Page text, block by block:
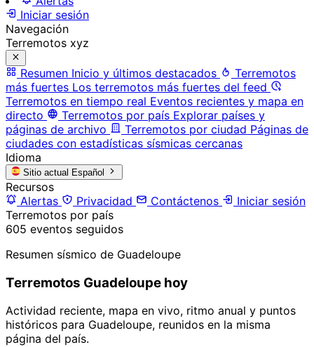
Iniciar sesión
Navegación
Terremotos xyz
Resumen Inicio y últimos destacados
Terremotos
más fuertes Los terremotos más fuertes del feed
Terremotos en tiempo real Eventos recientes y mapa en
directo
Terremotos por país Explorar países y
páginas de archivo
Terremotos por ciudad Páginas de
ciudades con estadísticas sísmicas cercanas
Idioma
Sitio actual Español
Recursos
Alertas
Privacidad Contáctenos
Iniciar sesión
Terremotos por país
605 eventos seguidos
Resumen sísmico de Guadeloupe
Terremotos Guadeloupe hoy
Actividad reciente, mapa en vivo, ritmo anual y puntos
históricos para Guadeloupe, reunidos en la misma
página del país.